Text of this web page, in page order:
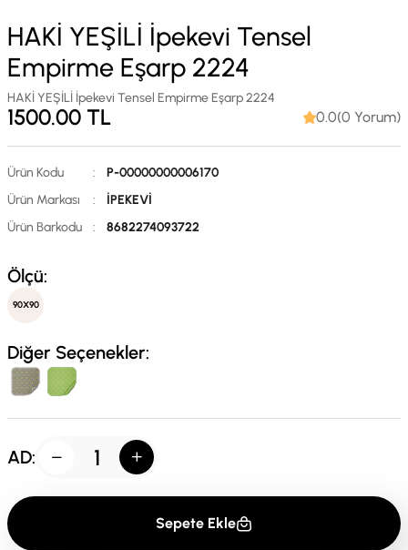
HAKİ YEŞİLİ İpekevi Tensel
Empirme Eşarp 2224
HAKİ YEŞİLİ İpekevi Tensel Empirme Eşarp 2224
1500.00 TL 0.0(0 Yorum)
Ürün Kodu :
P-00000000006170
Ürün Markası
:
İPEKEVİ
Ürün Barkodu
: 8682274093722
Ölçü:
90X90
Diğer Seçenekler:
AD:
Sepete Ekle